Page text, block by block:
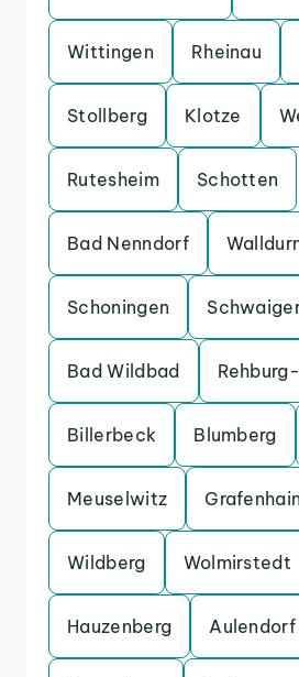
Wittingen Rheinau
Stollberg Klotze
Rutesheim Schotten
Bad Nenndorf
Schoningen
Bad Wildbad
Billerbeck Blumberg
Meuselwitz
Wildberg Wolmirstedt
Hauzenberg Aulendorf